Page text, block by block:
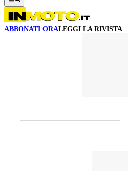
ABBONATI ORALEGGI LA RIVISTA